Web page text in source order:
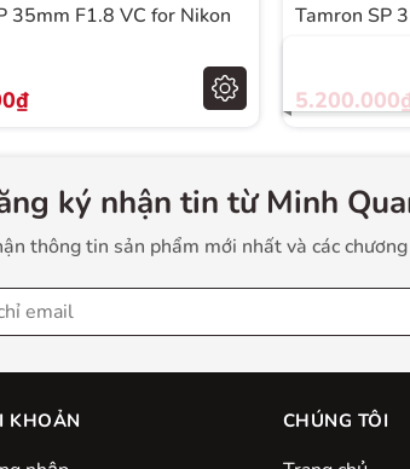
FullFrame nhưng mẫu Lens này có thể
30-60mm.
35mm F1.8 VC for Nikon Tamron SP
ký nhận tin từ Minh
thông tin sản phẩm mới nhất và các
KHOẢN CHÚNG TÔI